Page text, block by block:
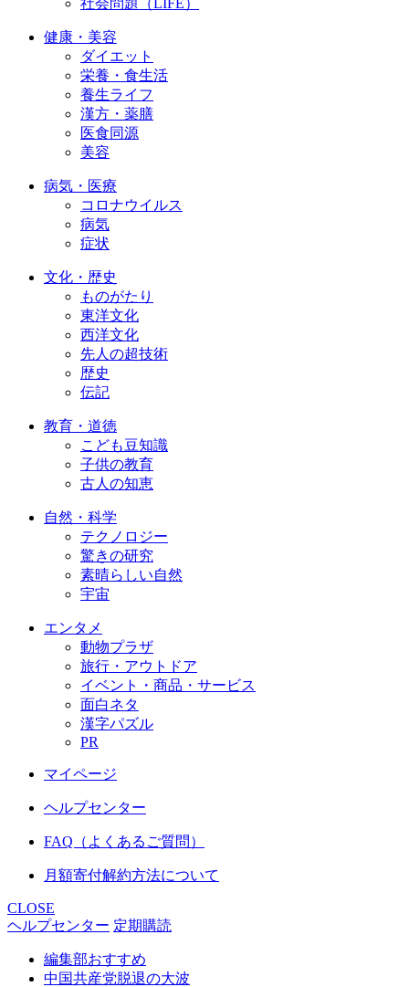
社会問題（LIFE）
健康・美容
ダイエット
栄養・食生活
養生ライフ
漢方・薬膳
医食同源
美容
病気・医療
コロナウイルス
病気
症状
文化・歴史
ものがたり
東洋文化
西洋文化
先人の超技術
歴史
伝記
教育・道徳
こども豆知識
子供の教育
古人の知恵
自然・科学
テクノロジー
驚きの研究
素晴らしい自然
宇宙
エンタメ
動物プラザ
旅行・アウトドア
イベント・商品・サービス
面白ネタ
漢字パズル
PR
マイページ
ヘルプセンター
FAQ（よくあるご質問）
月額寄付解約方法について
CLOSE
ヘルプセンター 定期購読
編集部おすすめ
中国共産党脱退の大波